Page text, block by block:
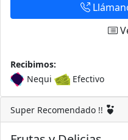
Recibimos:
Nequi
Efectivo
Super Recomendado !!